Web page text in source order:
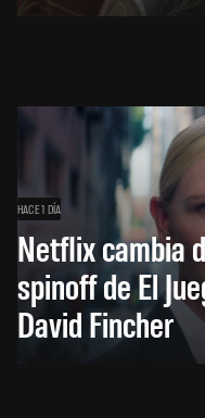
HACE 1 DÍA
Netflix cambia
spinoff de El
David Fincher